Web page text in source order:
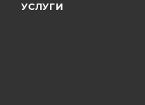
УСЛУГИ